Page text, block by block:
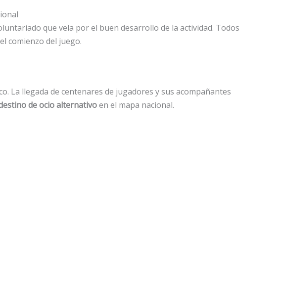
que vela por el buen desarrollo de la actividad. Todos
comienzo del juego.
La llegada de centenares de jugadores y sus acompañantes
de ocio alternativoen el mapa nacional.